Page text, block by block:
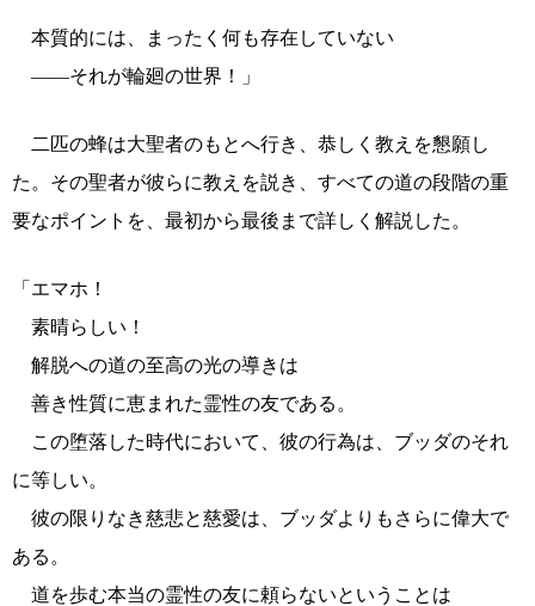
本質的には、まったく何も存在していない
――それが輪廻の世界！」
二匹の蜂は大聖者のもとへ行き、恭しく教えを懇願し
た。その聖者が彼らに教えを説き、すべての道の段階の重
要なポイントを、最初から最後まで詳しく解説した。
「エマホ！
素晴らしい！
解脱への道の至高の光の導きは
善き性質に恵まれた霊性の友である。
この堕落した時代において、彼の行為は、ブッダのそれ
に等しい。
彼の限りなき慈悲と慈愛は、ブッダよりもさらに偉大で
ある。
道を歩む本当の霊性の友に頼らないということは